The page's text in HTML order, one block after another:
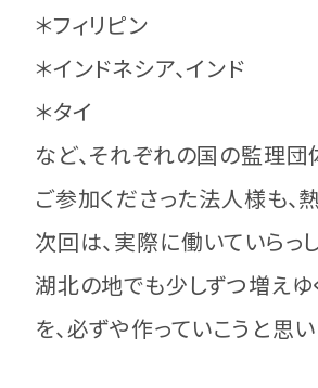
＊フィリピン
＊インドネシア、インド
＊タイ
など、それぞれの国の監理
ご参加くださった法人様も、
次回は、実際に働いていらっ
湖北の地でも少しずつ増え
を、必ずや作っていこうと思い